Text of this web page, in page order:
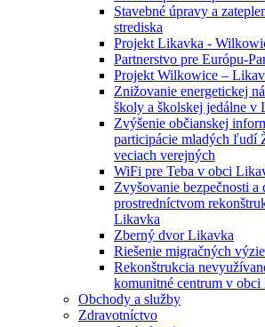
Stavebné úpravy a
strediska
Projekt Likavka -
Partnerstvo pre Európu-
Projekt Wilkowice –
Znižovanie energetickej
školy a školskej jedálne v
Zvýšenie občianskej
participácie mladých ľudí
veciach verejných
WiFi pre Teba v obci
Zvyšovanie bezpečnosti a
prostredníctvom
Likavka
Zberný dvor Likavka
Riešenie migračných
Rekonštrukcia
komunitné centrum v
Obchody a služby
Zdravotníctvo